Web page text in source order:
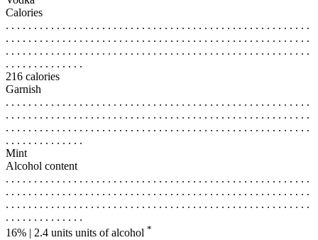
Calories
. . . . . . . . . . . . . . . . . . . . . . . . . . . . . . . . . . . . . . . . . . . . . . . . . . . . . .
. . . . . . . . . . . . . . . . . . . . . . . . . . . . . . . . . . . . . . . . . . . . . . . . . . . . . .
. . . . . . . . . . . . . . . . . . . . . . . . . . . . . . . . . . . . . . . . . . . . . . . . . . . . . .
. . . . . . . . . . . . . .
216 calories
Garnish
. . . . . . . . . . . . . . . . . . . . . . . . . . . . . . . . . . . . . . . . . . . . . . . . . . . . . .
. . . . . . . . . . . . . . . . . . . . . . . . . . . . . . . . . . . . . . . . . . . . . . . . . . . . . .
. . . . . . . . . . . . . . . . . . . . . . . . . . . . . . . . . . . . . . . . . . . . . . . . . . . . . .
. . . . . . . . . . . . . .
Mint
Alcohol content
. . . . . . . . . . . . . . . . . . . . . . . . . . . . . . . . . . . . . . . . . . . . . . . . . . . . . .
. . . . . . . . . . . . . . . . . . . . . . . . . . . . . . . . . . . . . . . . . . . . . . . . . . . . . .
. . . . . . . . . . . . . . . . . . . . . . . . . . . . . . . . . . . . . . . . . . . . . . . . . . . . . .
. . . . . . . . . . . . . .
16% | 2.4 units units of alcohol *